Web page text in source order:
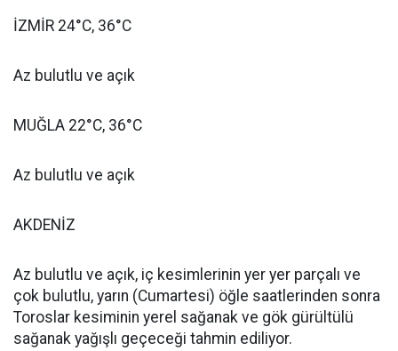
İZMİR 24°C, 36°C
Az bulutlu ve açık
MUĞLA 22°C, 36°C
Az bulutlu ve açık
AKDENİZ
Az bulutlu ve açık, iç kesimlerinin yer yer parçalı ve
çok bulutlu, yarın (Cumartesi) öğle saatlerinden sonra
Toroslar kesiminin yerel sağanak ve gök gürültülü
sağanak yağışlı geçeceği tahmin ediliyor.